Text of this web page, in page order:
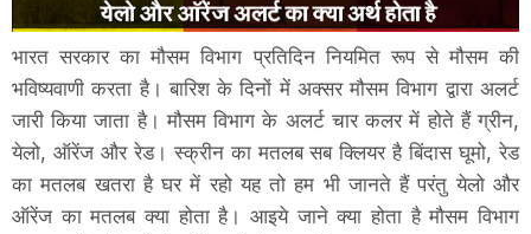
भारत सरकार का मौसम विभाग प्रतिदिन नियमित रूप से मौसम की
भविष्यवाणी करता है। बारिश के दिनों में अक्सर मौसम विभाग द्वारा अलर्ट
जारी किया जाता है। मौसम विभाग के अलर्ट चार कलर में होते हैं ग्रीन,
येलो, ऑरेंज और रेड। स्क्रीन का मतलब सब क्लियर है बिंदास घूमो, रेड
का मतलब खतरा है घर में रहो यह तो हम भी जानते हैं परंतु येलो और
ऑरेंज का मतलब क्या होता है। आइये जाने क्‍या होता है मौसम विभाग